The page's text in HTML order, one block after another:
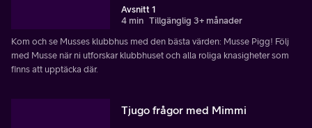
Avsnitt 1
4 min Tillgänglig 3+ månader
Kom och se Musses klubbhus med den bästa värden: Musse Pigg! Följ
med Musse när ni utforskar klubbhuset och alla roliga knasigheter som
finns att upptäcka där.
Tjugo frågor med Mimmi